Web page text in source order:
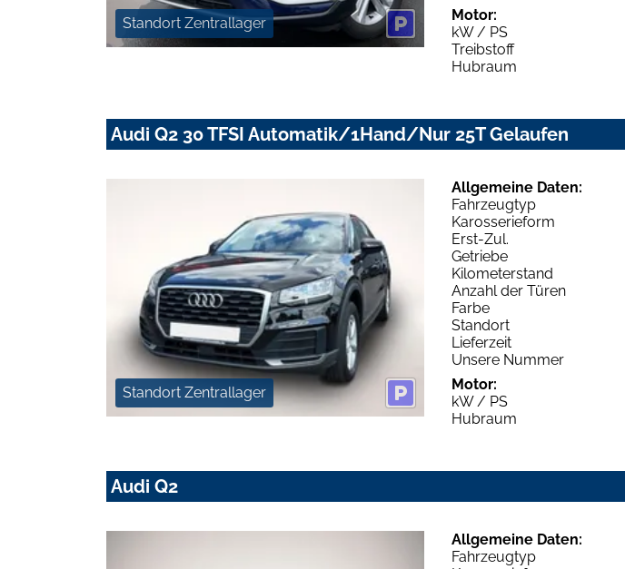
Standort Zentrallager
Motor:
kW / PS
Treibstoff
Hubraum
Audi Q2 30 TFSI Automatik/1Hand/Nur 25T Gelaufen
Standort Zentrallager
Allgemeine Daten:
Fahrzeugtyp
Karosserieform
Erst-Zul.
Getriebe
Kilometerstand
Anzahl der Türen
Farbe
Standort
Lieferzeit
Unsere Nummer
Motor:
kW / PS
Hubraum
Audi Q2
Allgemeine Daten:
Fahrzeugtyp